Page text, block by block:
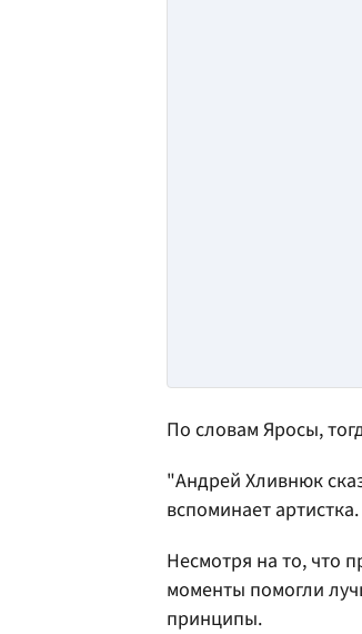
По словам Яросы,
"Андрей Хливнюк
вспоминает артистка.
Несмотря на то, что
моменты помогли
принципы.